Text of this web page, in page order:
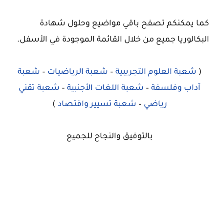
كما يمكنكم تصفح باقي مواضيع وحلول شهادة
البكالوريا جميع من خلال القائمة الموجودة في الأسفل.
( شعبة العلوم التجريبية – شعبة الرياضيات – شعبة
آداب وفلسفة – شعبة اللغات الأجنبية – شعبة تقني
رياضي – شعبة تسيير واقتصاد )
بالتوفيق والنجاح للجميع